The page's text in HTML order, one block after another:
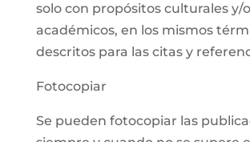
solo con propósitos culturales y/o
académicos, en los mismos
descritos para las citas y
Fotocopiar
Se pueden fotocopiar las